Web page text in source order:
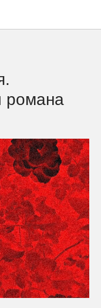
романа